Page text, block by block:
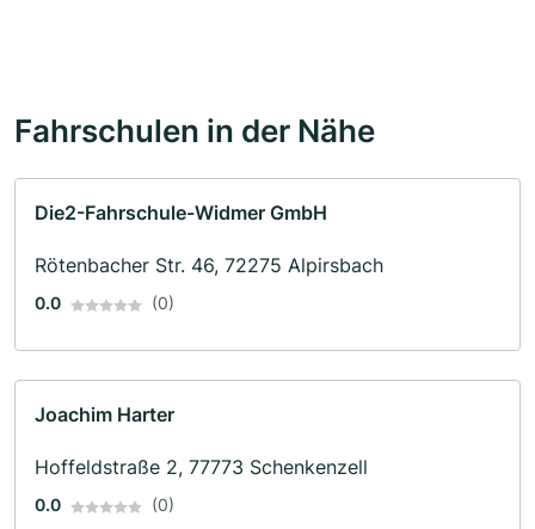
Fahrschulen in der Nähe
Die2-Fahrschule-Widmer GmbH
Rötenbacher Str. 46, 72275 Alpirsbach
0.0 (0)
Joachim Harter
Hoffeldstraße 2, 77773 Schenkenzell
0.0 (0)